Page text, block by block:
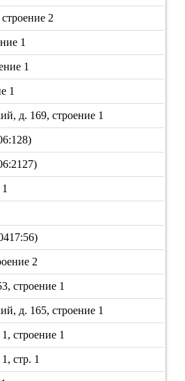
2
1
1
1
д. 169, строение 1
2
строение 1
д. 165, строение 1
строение 1
стр. 1